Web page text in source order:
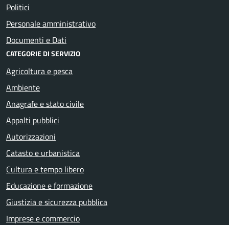
Politici
Personale amministrativo
Documenti e Dati
CATEGORIE DI SERVIZIO
Agricoltura e pesca
Ambiente
Anagrafe e stato civile
Appalti pubblici
Autorizzazioni
Catasto e urbanistica
Cultura e tempo libero
Educazione e formazione
Giustizia e sicurezza pubblica
Imprese e commercio